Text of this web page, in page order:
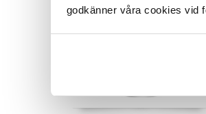
godkänner våra cookies vid